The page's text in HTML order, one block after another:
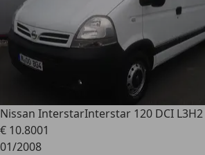
Nissan InterstarInterstar 120 DCI L3H2
€ 10.8001
01/2008